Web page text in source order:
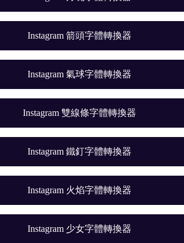
Instagram 箭頭字體轉換器
Instagram 氣球字體轉換器
Instagram 雙線條字體轉換器
Instagram 鐵釘字體轉換器
Instagram 火焰字體轉換器
Instagram 少女字體轉換器